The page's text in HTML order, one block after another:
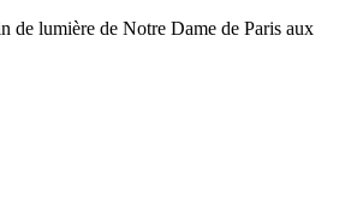
de lumière de Notre Dame de Paris aux